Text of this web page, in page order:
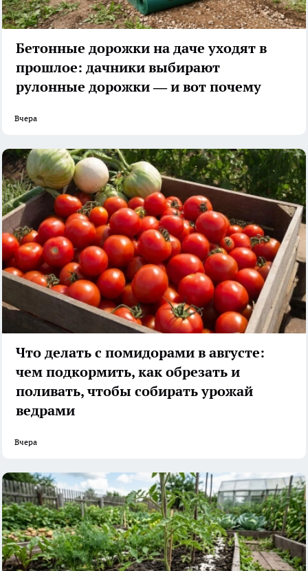
Бетонные дорожки на даче уходят в
прошлое: дачники выбирают
рулонные дорожки — и вот почему
Вчера
Что делать с помидорами в августе:
чем подкормить, как обрезать и
поливать, чтобы собирать урожай
ведрами
Вчера